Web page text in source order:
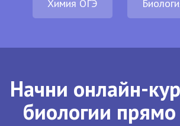
Химия ОГЭ
Начни онлайн-
биологии прямо